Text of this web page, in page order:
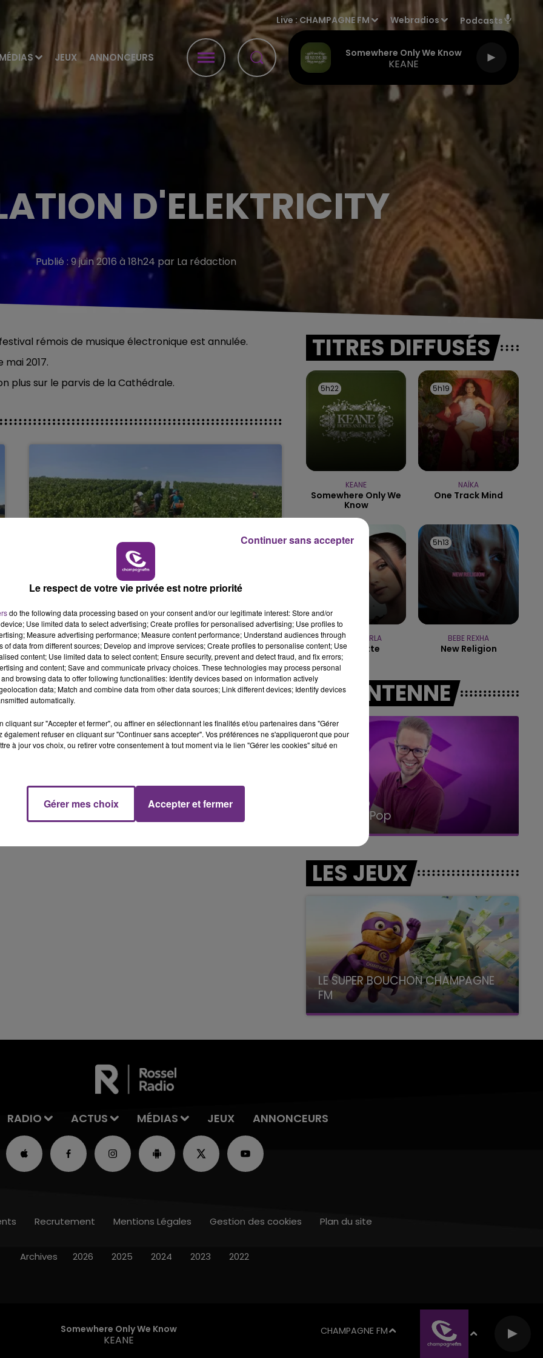
MÉDIAS JEUX ANNONCEURS
Live :CHAMPAGNE FM Webradios Podcasts
Somewhere Only We Know
KEANE
LA FAMILLE
10h00 - 14h00
LE TICKET DE CAISSE
D'ELEKTRICITY
Publié : 9 juin 2016 à 18h24 par La rédaction
rémois de musique électronique est annulée.
2017.
plus sur le parvis de la Cathédrale.
L'INSPECTION DU TRAVAIL RAPPELLE À
L'ORDRE SUR LES CONDITIONS DE...
Alors que les dates de début des vendange
2026 s'est avéré être plus précoce que prévu,
l'inspection du Travail en profite pour rappeler
les conditions de...
TITRES DIFFUSÉS
5h22
5h22
KEANE
Somewhere Only We
Know
5h19
5h19
NAÏKA
One Track Mind
5h16
5h16
JECK & CARLA
La Recette
5h13
5h13
BEBE REXHA
New Religion
A L'ANTENNE
10h00 - 14h00
LE TICKET DE CAISSE
14h00 - 15h00
La Radio Pop
LES JEUX
LE SUPER BOUCHON CHAMPAGNE
FM
avec La Famille Champagne FM, à 8H10
RADIO ACTUS MÉDIAS JEUX ANNONCEURS
Somewhere Only We Know
KEANE
CHAMPAGNE FM
Recrutement Mentions Légales Gestion des cookies Plan du site
Archives 2026 2025 2024 2023 2022
Le respect de votre vie privée est notre priorité
do the following data processing based on your consent and/or our legitimate interest: Store and/or
Use limited data to select advertising; Create profiles for personalised advertising; Use profiles to
Measure advertising performance; Measure content performance; Understand audiences through
of data from different sources; Develop and improve services; Create profiles to personalise content; Use
content; Use limited data to select content; Ensure security, prevent and detect fraud, and fix errors;
and content; Save and communicate privacy choices. These technologies may process personal
browsing data to offer following functionalities: Identify devices based on information actively
data; Match and combine data from other data sources; Link different devices; Identify devices
automatically.
cliquant sur "Accepter et fermer", ou affiner en sélectionnant les finalités et/ou partenaires dans "Gérer
également refuser en cliquant sur "Continuer sans accepter". Vos préférences ne s'appliqueront que pour
à jour vos choix, ou retirer votre consentement à tout moment via le lien "Gérer les cookies" situé en
Gérer mes choix Accepter et fermer
Continuer sans accepter